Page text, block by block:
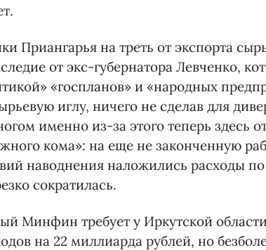
Приангарья на треть от экспорта
от экс-губернатора Левченко,
«госпланов» и «народных
иглу, ничего не сделав для
именно из-за этого теперь здесь
кома»: на еще не законченную
наводнения наложились расходы по
сократилась.
Минфин требует у Иркутской области
на 22 миллиарда рублей, но